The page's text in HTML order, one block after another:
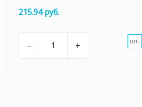
215.94 руб.
– + шт.